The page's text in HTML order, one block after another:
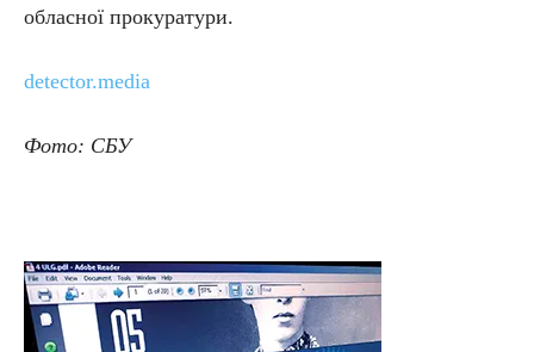
обласної прокуратури.
detector.media
Фото: СБУ